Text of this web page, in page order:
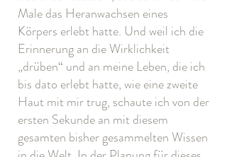
Male das Heranwachsen eines
Körpers erlebt hatte. Und weil ich die
Erinnerung an die Wirklichkeit
„drüben“ und an meine Leben, die ich
bis dato erlebt hatte, wie eine zweite
Haut mit mir trug, schaute ich von der
ersten Sekunde an mit diesem
gesamten bisher gesammelten Wissen